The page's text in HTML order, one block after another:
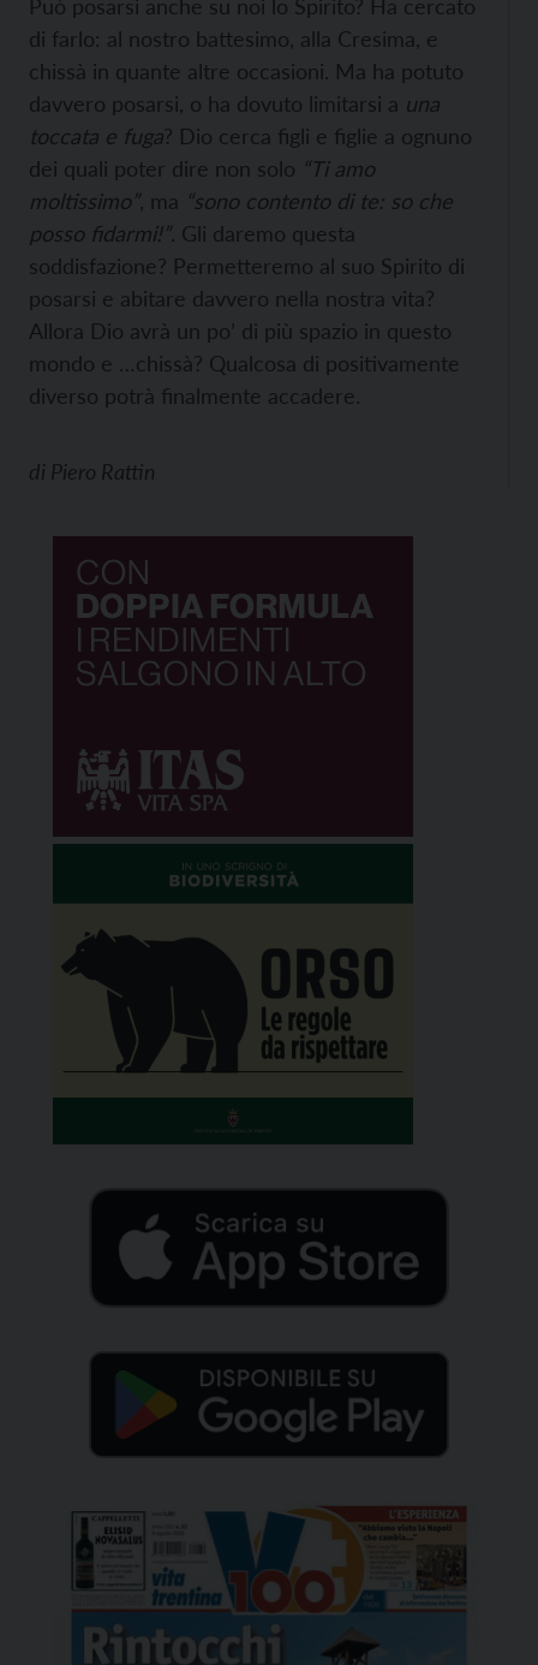
Può posarsi anche su noi lo Spirito? Ha cercato
di farlo: al nostro battesimo, alla Cresima, e
chissà in quante altre occasioni. Ma ha potuto
davvero posarsi, o ha dovuto limitarsi a una
toccata e fuga? Dio cerca figli e figlie a ognuno
dei quali poter dire non solo “Ti amo
moltissimo”, ma “sono contento di te: so che
posso fidarmi!”. Gli daremo questa
soddisfazione? Permetteremo al suo Spirito di
posarsi e abitare davvero nella nostra vita?
Allora Dio avrà un po’ di più spazio in questo
mondo e …chissà? Qualcosa di positivamente
diverso potrà finalmente accadere.
di Piero Rattin